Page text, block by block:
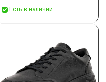
Есть в наличии